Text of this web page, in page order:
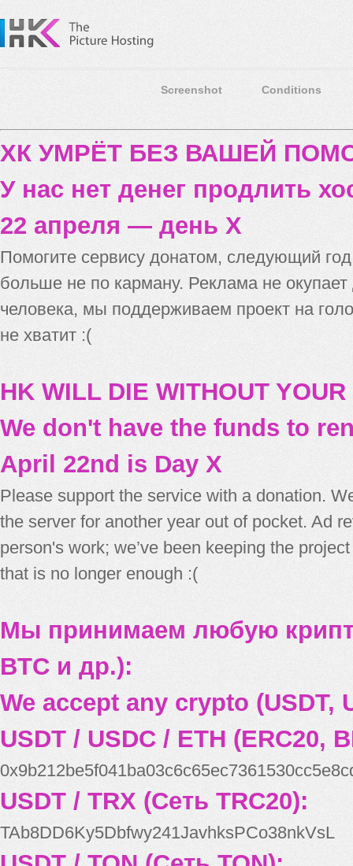
Screenshot Conditions
ХК УМРЁТ БЕЗ ВАШЕЙ
У нас нет денег продлить
22 апреля — день X
Помогите сервису донатом, следующий
больше не по карману. Реклама не
человека, мы поддерживаем проект на
не хватит :(
HK WILL DIE WITHOUT
We don't have the funds to
April 22nd is Day X
Please support the service with a donation.
the server for another year out of pocket. Ad
person's work; we’ve been keeping the
that is no longer enough :(
Мы принимаем любую
BTC и др.):
We accept any crypto (USDT,
USDT / USDC / ETH (ERC20,
USDT / TRX (Сеть TRC20):
TAb8DD6Ky5Dbfwy241JavhksPCo38nkVsL